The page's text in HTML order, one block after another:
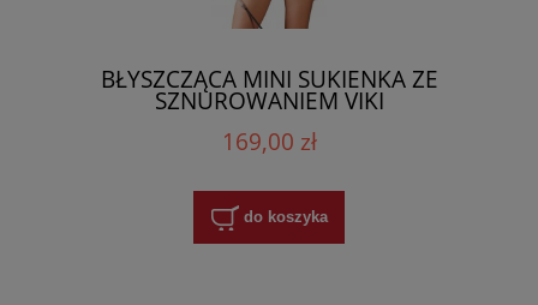
BŁYSZCZĄCA MINI SUKIENKA ZE
SZNUROWANIEM VIKI
169,00 zł
do koszyka